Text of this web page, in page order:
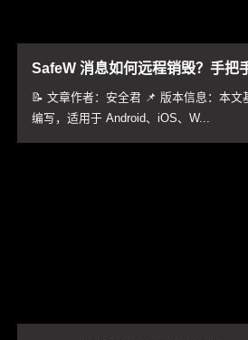
SafeW 消息如何远程销毁？手把
焚”与一键清空
📝 文章作者：安全君 📌 版本信息：本文
编写，适用于 Android、iOS、W...